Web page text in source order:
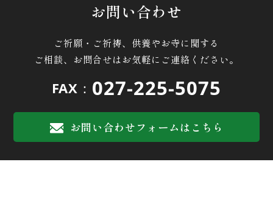
お問い合わせ
ご祈願・ご祈祷、供養やお寺に関する
ご相談、お問合せはお気軽にご連絡ください。
FAX： 027-225-5075
お問い合わせフォームはこちら